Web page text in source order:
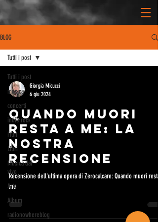
BLOG
Tutti i post
musica
concerti
indie rock
Film
Libri
Musica dal
vivo
Arte
Album
radionowhereblog
Tutti i post
Giorgia Micucci
6 giu 2024
Quando muori
resta a me: la
nostra
recensione
Recensione dell'ultima opera di Zerocalcare: Quando muori resta
me